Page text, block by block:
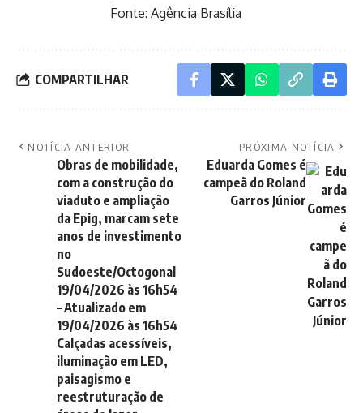
Fonte: Agência Brasília
COMPARTILHAR
NOTÍCIA ANTERIOR
Obras de mobilidade,
com a construção do
viaduto e ampliação
da Epig, marcam sete
anos de investimento
no
Sudoeste/Octogonal
19/04/2026 às 16h54
– Atualizado em
19/04/2026 às 16h54
Calçadas acessíveis,
iluminação em LED,
paisagismo e
reestruturação de
PRÓXIMA NOTÍCIA
Eduarda Gomes é
campeã do Roland
Garros Júnior